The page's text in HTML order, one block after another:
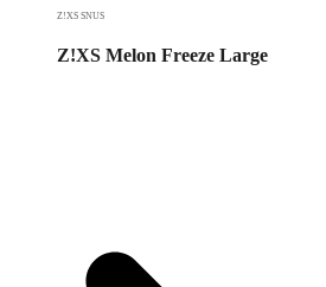
Z!XS SNUS
Z!XS Melon Freeze Large